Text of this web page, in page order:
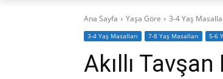
Ana Sayfa Yaşa Göre 3-4 Yaş
3-4 Yaş Masalları 7-8 Yaş Masalları 5-6
Akıllı